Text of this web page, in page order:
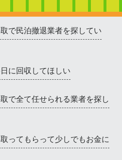
で民泊撤退業者を探してい
に回収してほしい
で全て任せられる業者を探し
ってもらって少しでもお金に